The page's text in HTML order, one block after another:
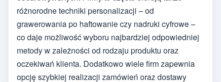
różnorodne techniki personalizacji – od
grawerowania po haftowanie czy nadruki cyfrowe –
co daje możliwość wyboru najbardziej odpowiedniej
metody w zależności od rodzaju produktu oraz
oczekiwań klienta. Dodatkowo wiele firm zapewnia
opcję szybkiej realizacji zamówień oraz dostawy